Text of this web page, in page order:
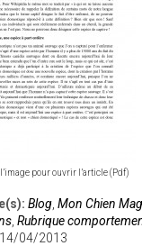
pour ouvrir l’article (Pdf)
Blog Mon Chien
Rubrique
14/04/2013